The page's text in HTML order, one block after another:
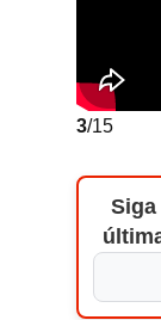
3/15